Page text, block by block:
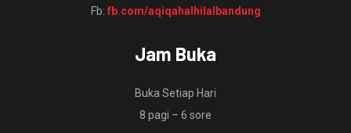
Fb: fb.com/aqiqahalhilalbandung
Jam Buka
Buka Setiap Hari
8 pagi – 6 sore